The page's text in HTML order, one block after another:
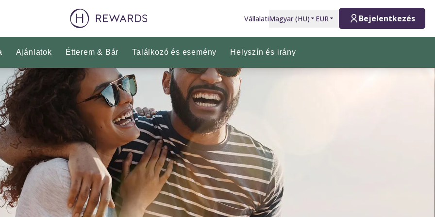
VállalatiMagyar(HU) EUR Bejelentkezés
Ajánlatok Étterem & Bár Találkozó és esemény Helyszín és irány